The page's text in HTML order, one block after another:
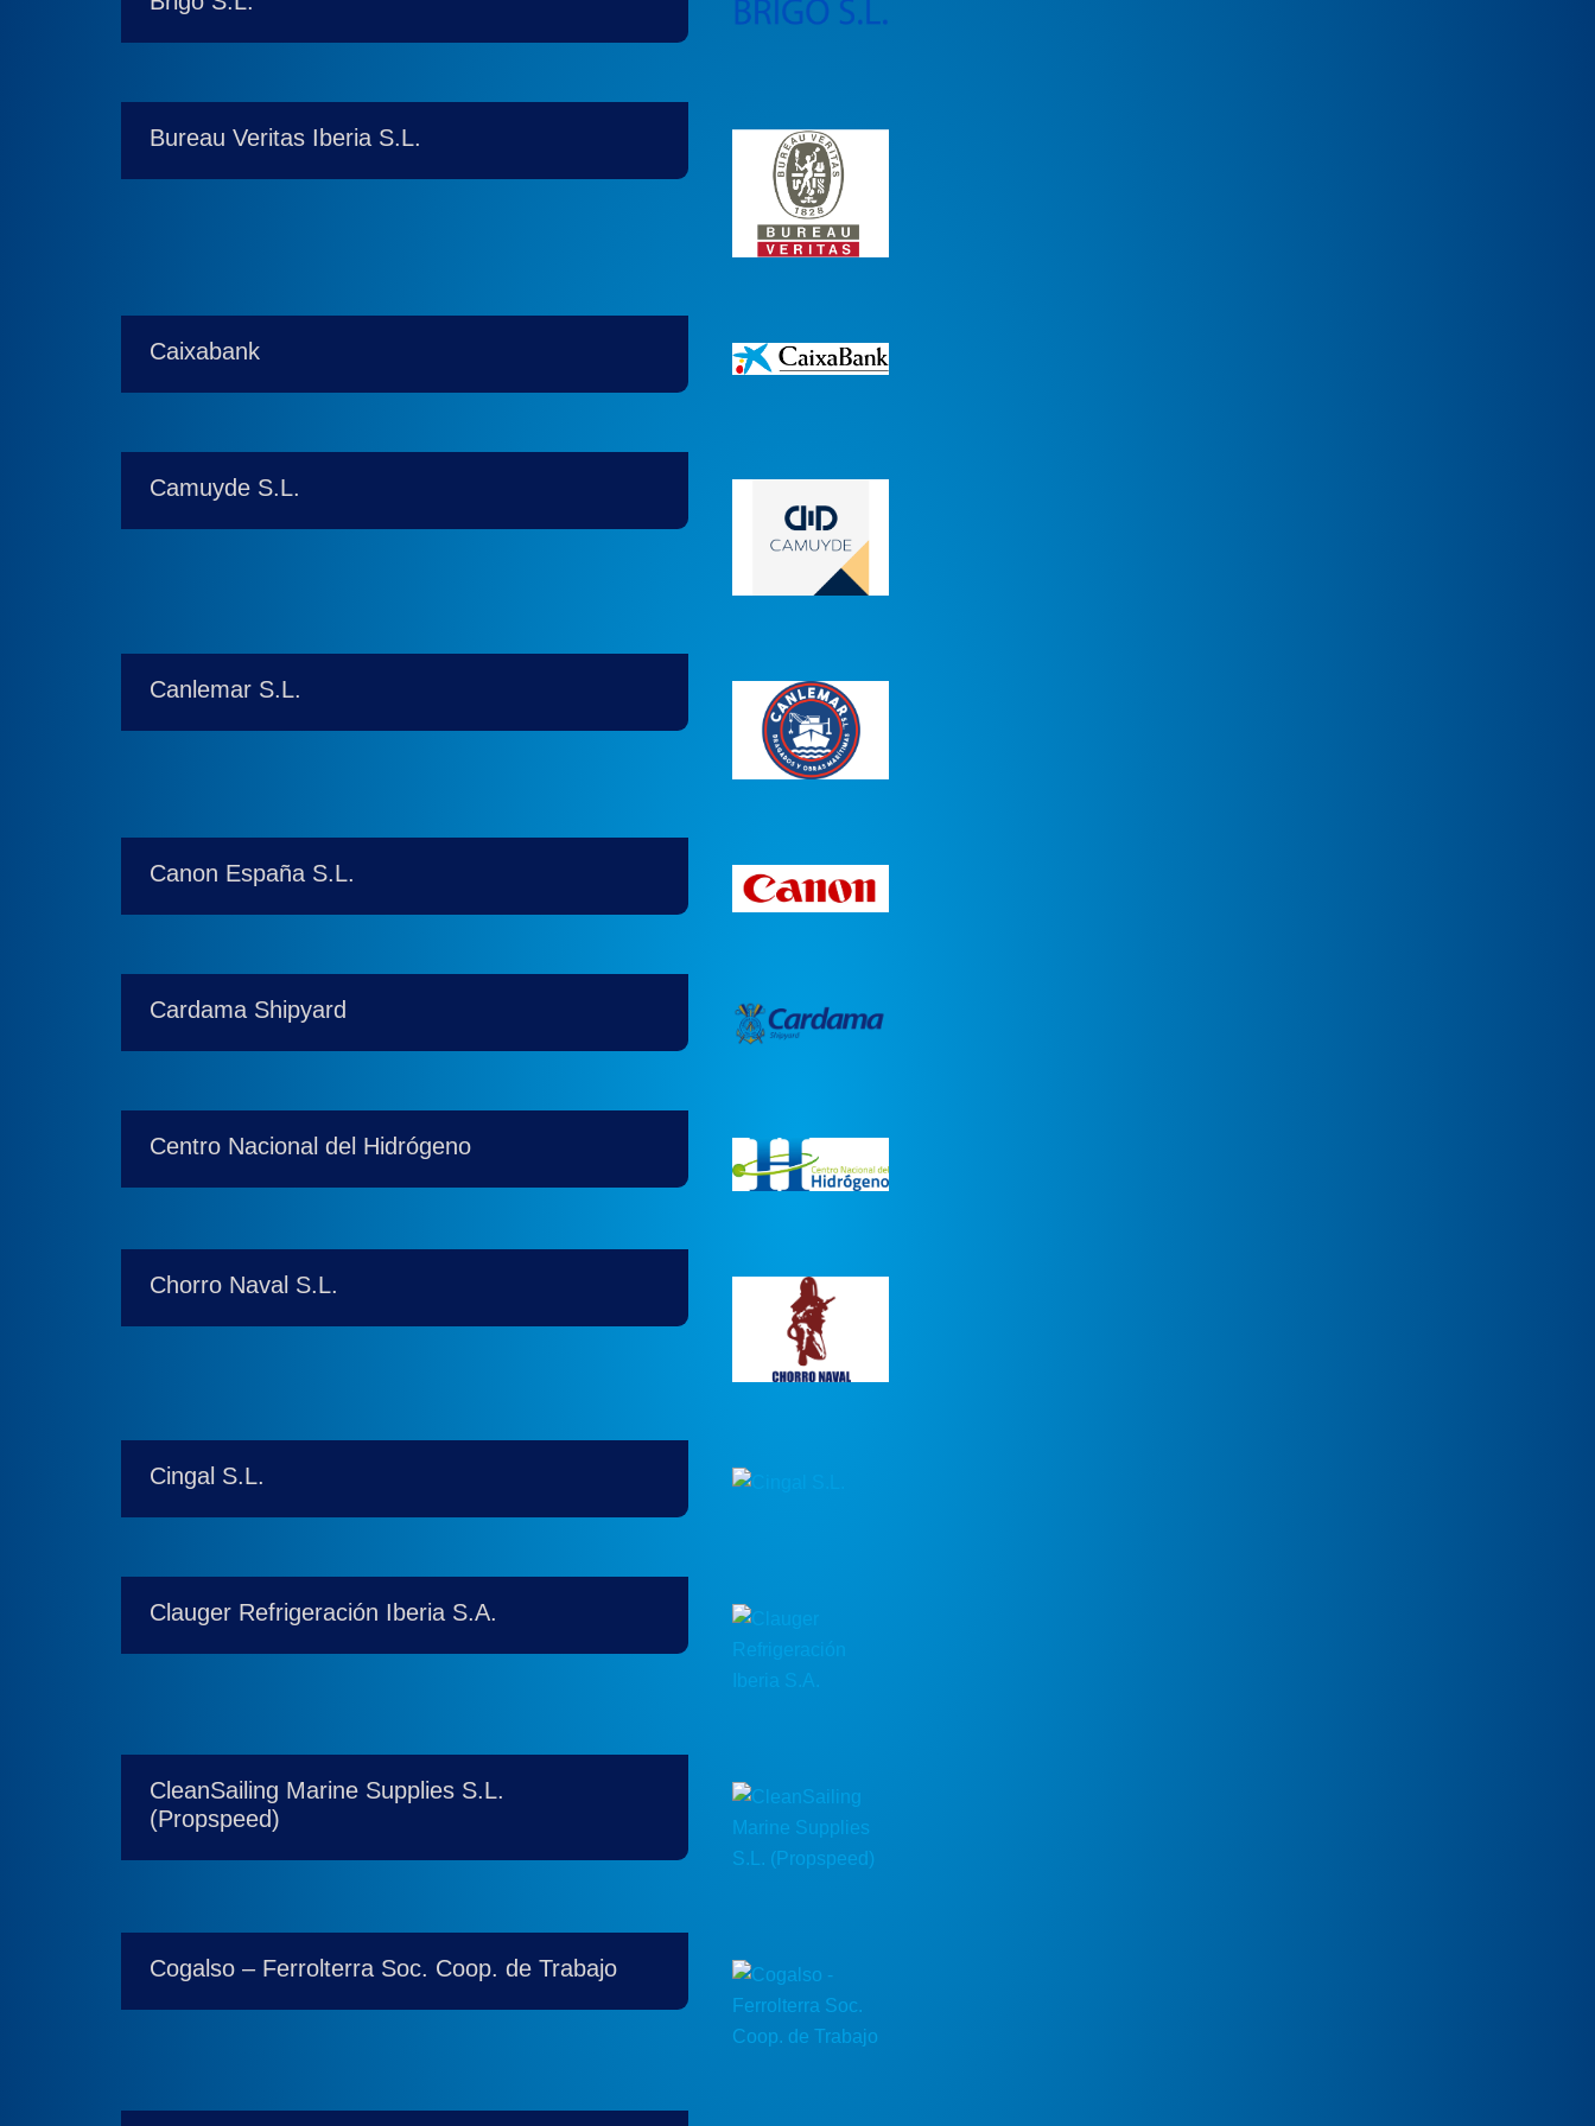
Bureau Veritas Iberia S.L.
Caixabank
Camuyde S.L.
Canlemar S.L.
Canon España S.L.
Cardama Shipyard
Centro Nacional del Hidrógeno
Chorro Naval S.L.
Cingal S.L.
Clauger Refrigeración Iberia S.A.
CleanSailing Marine Supplies S.L.
(Propspeed)
Cogalso – Ferrolterra Soc. Coop. de Trabajo